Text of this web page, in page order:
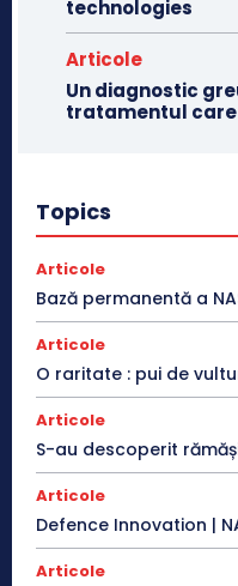
technologies
Articole
Un diagnostic
tratamentul
Topics
Articole
Bază permanentă a
Articole
O raritate : pui de
Articole
S-au descoperit
Articole
Defence Innovation |
Articole